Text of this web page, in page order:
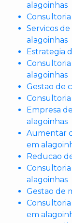
alagoinhas
Servicos
alagoinhas
Estrategia
alagoinhas
Gestao de
Empresa
alagoinhas
Aumentar
em
Reducao
alagoinhas
Gestao de
em